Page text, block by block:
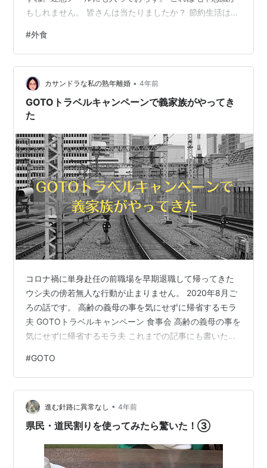
もしれません。 皆さんは当たりましたか？ 節約生活はし
回もあるようです。 皆さんも申し込みしてみてはいかが
ですか。 それでは〜。
#外食
カサンドラな私の熟年離婚 • 4年前
GOTOトラベルキャンペーンで義家族がやってき
た
コロナ禍に単身赴任の前職場を早期退職して帰ってきた
ウシ夫の傍若無人な行動が止まりません。 2020年8月ご
ろの話です。 高齢の義母の事を気にせずに帰省するモラ
夫 GOTOトラベルキャンペーン 食事会 高齢の義母の事を
気にせずに帰省するモラ夫 これまでの記事にも書いたよ
会、日帰り旅行や感染者の多い東京へわざわざゴルフに
行ったりして、コロナなんて関係ない行動をして楽しん
でいました。 実際「コロナは風邪や」とさかんに言って
いました。 ですからお盆のころには関西の実家にちゃん
と里帰りしていました。 義実家には高齢の義母がいま
#GOTO
進む針路に異常なし • 4年前
県民・道民割りを使ってみたら驚いた！③